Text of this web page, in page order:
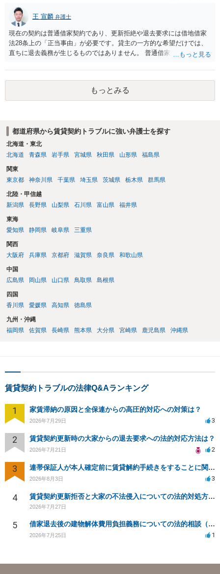
王 宣麟 弁護士
現在の契約は普通借家契約であり、更新拒絶や退去要求には借地借家
法28条上の「正当事由」が必要です。貸主の一方的な希望だけでは、
直ちに退去義務が生じるものではありません。 普通借家契約から定期
新たな定期借家契約を締結する形になりますが、これは任意の合意が
前提であり、借主が同意しなければ成立しません。 12年間の居住実
績、子どもの学校や地域とのつながり、転居費用の準備が困難な事情
などは、借主側の強い居住継続の必要性として正当事由判断において
れます。 建物が未登記であること自体は、賃貸借契約の有効性を直ち
に否定するものではなく、引渡しがされていれば賃貸借の効力は原則
有効とされています。 今後の交渉では、①現在は普通借家契約が継続
（誰が所有者で誰が実際に住む予定か等）を具体的に書面で説明して
ほしいこと、③自分たちの居住継続の必要性を丁寧に伝えること、を
基本方針としたうえで、仮に一定時期の退去を検討する場合には、立
成することが重要です。 契約書では、更新条項・解除条項・期間の定
め・定期借家に関する記載の有無、これまでの更新時の合意内容
（「今回で最後」などの文言）が、借主不利な特約として無効になり
容を十分に確認し、不明点は弁護士に相談することをおすすめしま
す。
もっとみる
都道府県から賃貸契約トラブルに強い弁護士を探す
北海道・東北
北海道
青森県 岩手県 宮城県 秋田県 山形県 福島県
関東
東京都
神奈川県 千葉県 埼玉県 茨城県 栃木県 群馬県
北陸・甲信越
新潟県
長野県 山梨県 石川県 富山県 福井県
東海
愛知県
静岡県 岐阜県 三重県
関西
大阪府
兵庫県 京都府 滋賀県 奈良県 和歌山県
中国
広島県
岡山県 山口県 鳥取県 島根県
四国
香川県
愛媛県 高知県 徳島県
九州・沖縄
福岡県
佐賀県 長崎県 熊本県 大分県 宮崎県 鹿児島県 沖縄県
賃貸契約トラブルの法律Q&Aランキング
1 家賃滞納の原因と全保連からの高圧的対応への対策は？
2026年7月29日 3
2 賃貸契約更新時の大家からの退去要求への法的対応方法は？
2026年7月21日 2
3 連帯保証人が本人確定前に賃貸解約手続きをすることに関して
2026年8月3日 3
4 賃貸契約更新拒否と大家の不法侵入についての法的対処方法は？
2026年7月27日
5 借家退去後の建物解体費用負担義務についての法的相談（補足説明修正）
2026年7月25日 1